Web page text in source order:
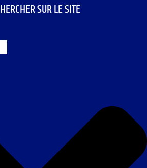
SUR LE SITE